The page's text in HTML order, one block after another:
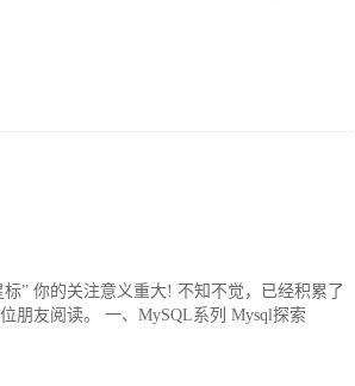
” 你的关注意义重大! 不知不觉，已经积累了
朋友阅读。 一、MySQL系列 Mysql探索